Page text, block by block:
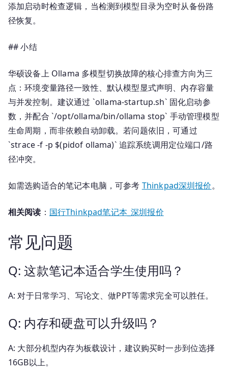
添加启动时检查逻辑，当检测到模型目录为空时从备份路
径恢复。
## 小结
华硕设备上 Ollama 多模型切换故障的核心排查方向为三
点：环境变量路径一致性、默认模型显式声明、内存容量
与并发控制。建议通过 `ollama-startup.sh` 固化启动参
数，并配合 `/opt/ollama/bin/ollama stop` 手动管理模型
生命周期，而非依赖自动卸载。若问题依旧，可通过
`strace -f -p $(pidof ollama)` 追踪系统调用定位端口/路
径冲突。
如需选购适合的笔记本电脑，可参考 Thinkpad深圳报价。
相关阅读 ： 国行Thinkpad笔记本_深圳报价
常见问题
Q: 这款笔记本适合学生使用吗？
A: 对于日常学习、写论文、做PPT等需求完全可以胜任。
Q: 内存和硬盘可以升级吗？
A: 大部分机型内存为板载设计，建议购买时一步到位选择
16GB以上。